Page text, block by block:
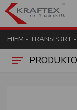
HJEM - TRANSPORT -